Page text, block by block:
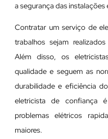
a segurança das instalações
Contratar um serviço de
trabalhos sejam
Além disso, os
qualidade e seguem as
durabilidade e eficiência
eletricista de confiança
problemas elétricos
maiores.